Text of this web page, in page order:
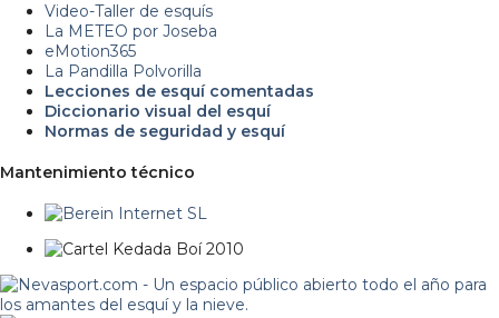
Video-Taller de esquís
La METEO por Joseba
eMotion365
La Pandilla Polvorilla
Lecciones de esquí comentadas
Diccionario visual del esquí
Normas de seguridad y esquí
Mantenimiento técnico